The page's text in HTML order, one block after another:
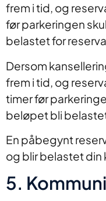
frem i tid, og
før parkeringen
belastet for
Dersom
frem i tid, og
timer før
beløpet bli
En påbegynt
og blir belastet din
5.